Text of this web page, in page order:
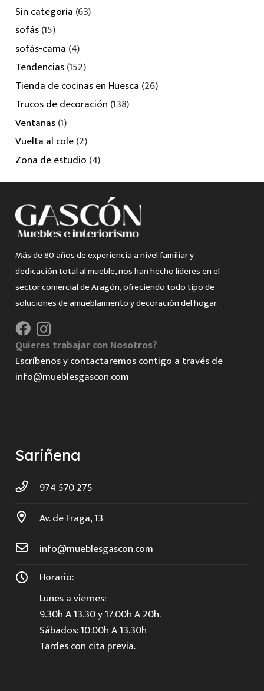
Sin categoría (63)
sofás(15)
sofás-cama (4)
Tendencias(152)
Tienda de cocinas en Huesca (26)
Trucos de decoración (138)
Ventanas(1)
Vuelta al cole(2)
Zona de estudio (4)
Más de 80 años de experiencia a nivel familiar y
dedicación total al mueble, nos han hecho líderes en el
sector comercial de Aragón, ofreciendo todo tipo de
soluciones de amueblamiento y decoración del hogar.
Quieres trabajar con Nosotros?
Escríbenos y contactaremos contigo a través de
info@mueblesgascon.com
Sariñena
974 570 275
Av. de Fraga, 13
info@mueblesgascon.com
Horario:
Lunes a viernes:
9.30h A 13.30 y 17.00h A 20h.
Sábados: 10:00h A 13.30h
Tardes con cita previa.